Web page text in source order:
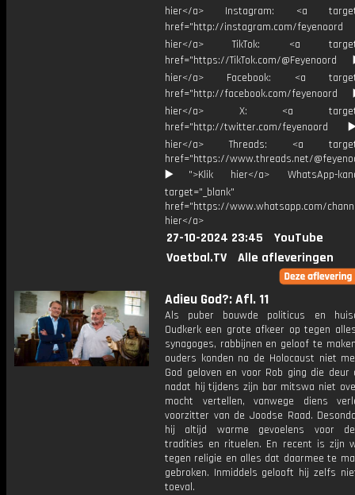
hier</a> Instagram: <a
href="http://instagram.com/
hier</a> TikTok: <a
href="https://TikTok.com/
hier</a> Facebook: <a
href="http://facebook.com/
hier</a> X: <a
href="http://twitter.com/
hier</a> Threads: <a
href="https://www.threads.net/
▶️">Klik hier</a> WhatsApp-
target="_blank"
href="https://www.whatsapp.com/
hier</a>
27-10-2024 23:45
YouTube
Voetbal.TV
Alle afleveringen
Adieu God?: Afl. 11
Als puber bouwde politicus en
Oudkerk een grote afkeer op tegen
synagoges, rabbijnen en geloof te
ouders konden na de Holocaust niet
God geloven en voor Rob ging die deur
nadat hij tijdens zijn bar mitswa niet
mocht vertellen, vanwege diens
voorzitter van de Joodse Raad.
hij altijd warme gevoelens voor
tradities en rituelen. En recent is zijn
tegen religie en alles dat daarmee te
gebroken. Inmiddels gelooft hij zelfs
toeval.